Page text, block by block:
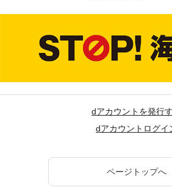
dアカウントを発行
dアカウントログイ
ページトップへ